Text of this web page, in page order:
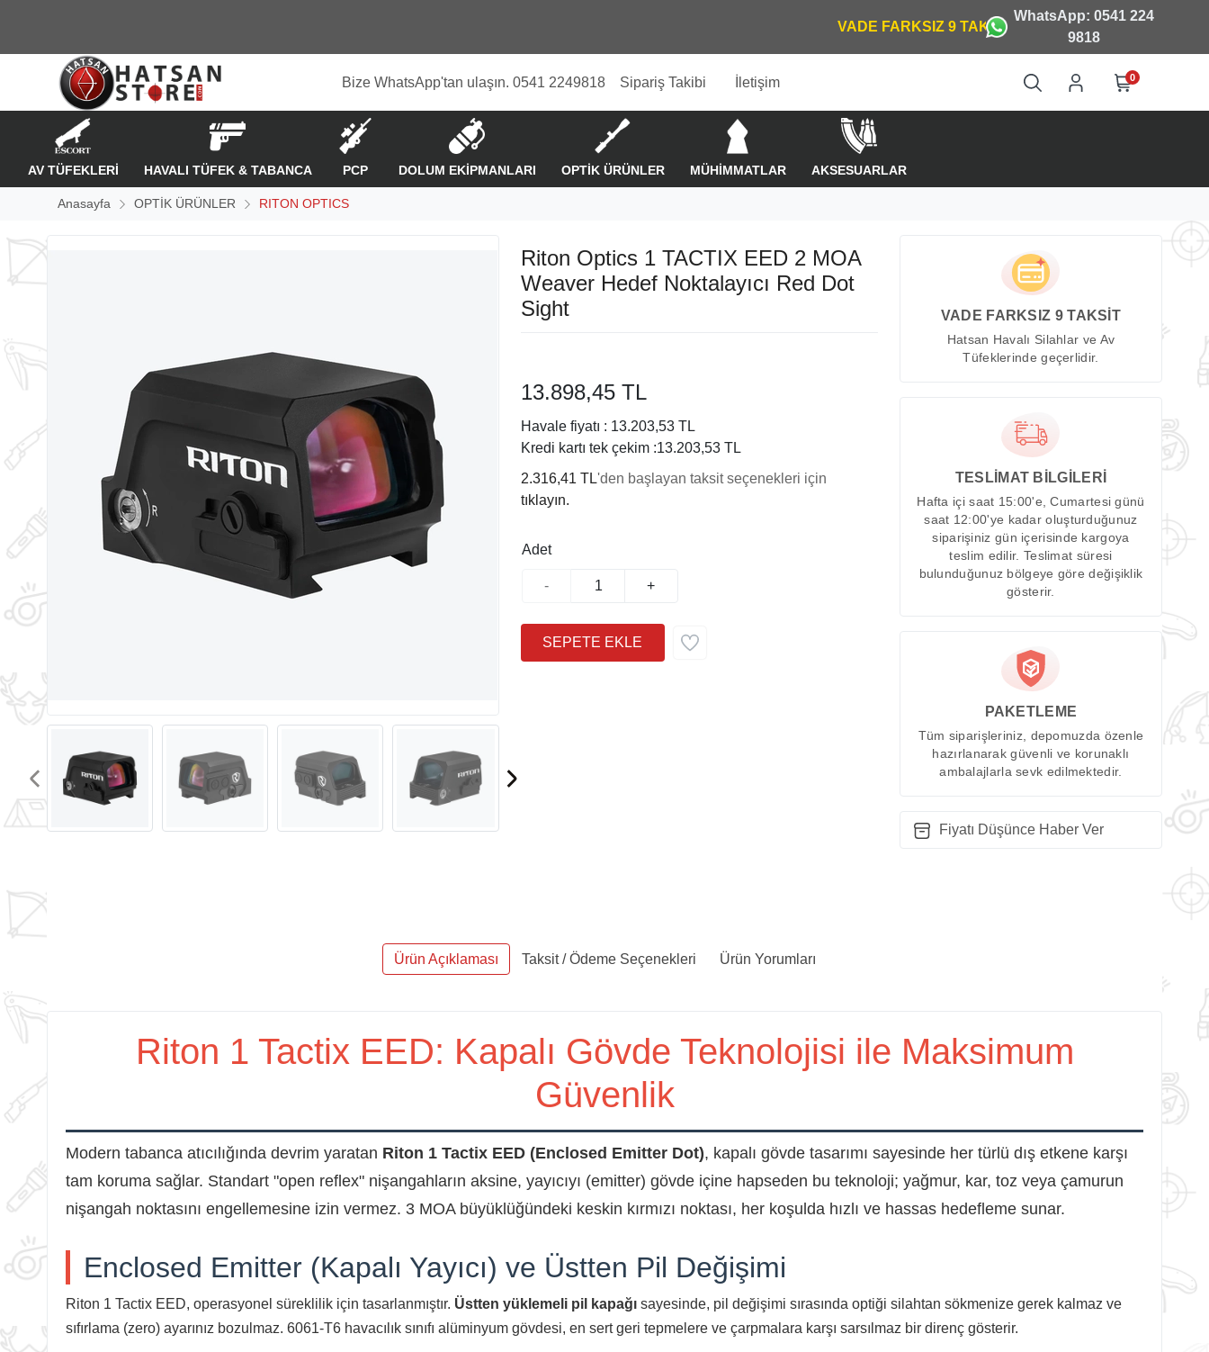
WhatsApp: 0541 224
9818
Bize WhatsApp'tan ulaşın. 0541 2249818 Sipariş Takibi İletişim 0
AV TÜFEKLERİ HAVALI TÜFEK & TABANCA PCP DOLUM EKİPMANLARI OPTİK ÜRÜNLER MÜHİMMATLAR AKSESUARLAR
Anasayfa OPTİK ÜRÜNLER RITON OPTICS
Riton Optics 1 TACTIX EED 2 MOA
Weaver Hedef Noktalayıcı Red Dot
Sight
13.898,45 TL
Havale fiyatı : 13.203,53 TL
Kredi kartı tek çekim :13.203,53 TL
2.316,41 TL'den başlayan taksit seçenekleri için
tıklayın.
Adet
- +
VADE FARKSIZ 9 TAKSİT
Hatsan Havalı Silahlar ve Av
Tüfeklerinde geçerlidir.
TESLİMAT BİLGİLERİ
Hafta içi saat 15:00'e, Cumartesi günü
saat 12:00'ye kadar oluşturduğunuz
siparişiniz gün içerisinde kargoya
teslim edilir. Teslimat süresi
bulunduğunuz bölgeye göre değişiklik
gösterir.
PAKETLEME
Tüm siparişleriniz, depomuzda özenle
hazırlanarak güvenli ve korunaklı
ambalajlarla sevk edilmektedir.
Fiyatı Düşünce Haber Ver
Ürün Açıklaması Taksit / Ödeme Seçenekleri Ürün Yorumları
Riton 1 Tactix EED: Kapalı Gövde Teknolojisi ile Maksimum
Güvenlik
Modern tabanca atıcılığında devrim yaratan Riton 1 Tactix EED (Enclosed Emitter Dot), kapalı gövde tasarımı sayesinde her türlü dış etkene karşı
tam koruma sağlar. Standart "open reflex" nişangahların aksine, yayıcıyı (emitter) gövde içine hapseden bu teknoloji; yağmur, kar, toz veya çamurun
nişangah noktasını engellemesine izin vermez. 3 MOA büyüklüğündeki keskin kırmızı noktası, her koşulda hızlı ve hassas hedefleme sunar.
Enclosed Emitter (Kapalı Yayıcı) ve Üstten Pil Değişimi
Riton 1 Tactix EED, operasyonel süreklilik için tasarlanmıştır. Üstten yüklemeli pil kapağı sayesinde, pil değişimi sırasında optiği silahtan sökmenize gerek kalmaz ve
sıfırlama (zero) ayarınız bozulmaz. 6061-T6 havacılık sınıfı alüminyum gövdesi, en sert geri tepmelere ve çarpmalara karşı sarsılmaz bir direnç gösterir.